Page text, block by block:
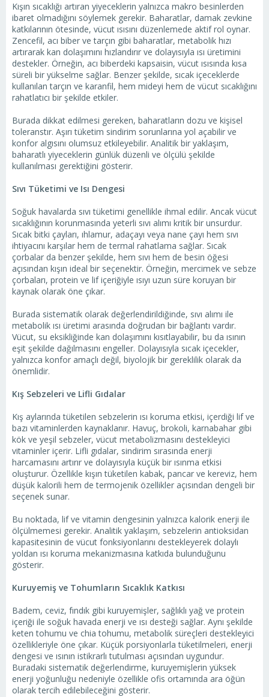
Kışın sıcaklığı artıran yiyeceklerin yalnızca makro besinlerden
ibaret olmadığını söylemek gerekir. Baharatlar, damak zevkine
katkılarının ötesinde, vücut ısısını düzenlemede aktif rol oynar.
Zencefil, acı biber ve tarçın gibi baharatlar, metabolik hızı
artırarak kan dolaşımını hızlandırır ve dolayısıyla ısı üretimini
destekler. Örneğin, acı biberdeki kapsaisin, vücut ısısında kısa
süreli bir yükselme sağlar. Benzer şekilde, sıcak içeceklerde
kullanılan tarçın ve karanfil, hem mideyi hem de vücut sıcaklığını
rahatlatıcı bir şekilde etkiler.
Burada dikkat edilmesi gereken, baharatların dozu ve kişisel
toleranstır. Aşırı tüketim sindirim sorunlarına yol açabilir ve
konfor algısını olumsuz etkileyebilir. Analitik bir yaklaşım,
baharatlı yiyeceklerin günlük düzenli ve ölçülü şekilde
kullanılması gerektiğini gösterir.
Sıvı Tüketimi ve Isı Dengesi
Soğuk havalarda sıvı tüketimi genellikle ihmal edilir. Ancak vücut
sıcaklığının korunmasında yeterli sıvı alımı kritik bir unsurdur.
Sıcak bitki çayları, ıhlamur, adaçayı veya nane çayı hem sıvı
ihtiyacını karşılar hem de termal rahatlama sağlar. Sıcak
çorbalar da benzer şekilde, hem sıvı hem de besin öğesi
açısından kışın ideal bir seçenektir. Örneğin, mercimek ve sebze
çorbaları, protein ve lif içeriğiyle ısıyı uzun süre koruyan bir
kaynak olarak öne çıkar.
Burada sistematik olarak değerlendirildiğinde, sıvı alımı ile
metabolik ısı üretimi arasında doğrudan bir bağlantı vardır.
Vücut, su eksikliğinde kan dolaşımını kısıtlayabilir, bu da ısının
eşit şekilde dağılmasını engeller. Dolayısıyla sıcak içecekler,
yalnızca konfor amaçlı değil, biyolojik bir gereklilik olarak da
önemlidir.
Kış Sebzeleri ve Lifli Gıdalar
Kış aylarında tüketilen sebzelerin ısı koruma etkisi, içerdiği lif ve
bazı vitaminlerden kaynaklanır. Havuç, brokoli, karnabahar gibi
kök ve yeşil sebzeler, vücut metabolizmasını destekleyici
vitaminler içerir. Lifli gıdalar, sindirim sırasında enerji
harcamasını artırır ve dolayısıyla küçük bir ısınma etkisi
oluşturur. Özellikle kışın tüketilen kabak, pancar ve kereviz, hem
düşük kalorili hem de termojenik özellikler açısından dengeli bir
seçenek sunar.
Bu noktada, lif ve vitamin dengesinin yalnızca kalorik enerji ile
ölçülmemesi gerekir. Analitik yaklaşım, sebzelerin antioksidan
kapasitesinin de vücut fonksiyonlarını destekleyerek dolaylı
yoldan ısı koruma mekanizmasına katkıda bulunduğunu
gösterir.
Kuruyemiş ve Tohumların Sıcaklık Katkısı
Badem, ceviz, fındık gibi kuruyemişler, sağlıklı yağ ve protein
içeriği ile soğuk havada enerji ve ısı desteği sağlar. Aynı şekilde
keten tohumu ve chia tohumu, metabolik süreçleri destekleyici
özellikleriyle öne çıkar. Küçük porsiyonlarla tüketilmeleri, enerji
dengesi ve ısının istikrarlı tutulması açısından uygundur.
Buradaki sistematik değerlendirme, kuruyemişlerin yüksek
enerji yoğunluğu nedeniyle özellikle ofis ortamında ara öğün
olarak tercih edilebileceğini gösterir.